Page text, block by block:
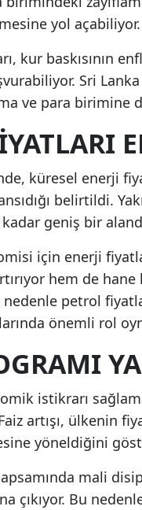
yol açabiliyor.
kur baskısının
Sri
ve para birimine
küresel enerji
belirtildi.
kadar geniş bir
için enerji
hem de
petrol
önemli rol
istikrarı
artışı, ülkenin
yöneldiğini
mali
çıkıyor. Bu